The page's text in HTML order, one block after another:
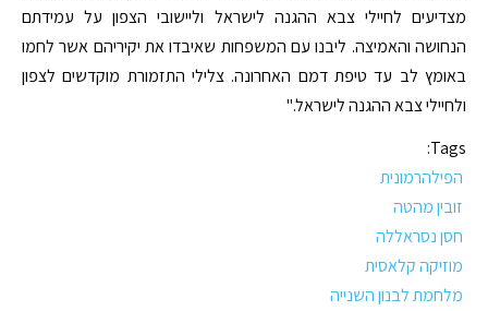
מצדיעים לחיילי צבא ההגנה לישראל וליישובי הצפון על עמידתם
הנחושה והאמיצה. ליבנו עם המשפחות שאיבדו את יקיריהם אשר לחמו
באומץ לב עד טיפת דמם האחרונה. צלילי התזמורת מוקדשים לצפון
ולחיילי צבא ההגנה לישראל."
Tags:
הפילהרמונית
זובין מהטה
חסן נסראללה
מוזיקה קלאסית
מלחמת לבנון השנייה